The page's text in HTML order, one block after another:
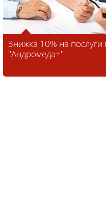
Знижка 10% на послуги
"Андромеда+"